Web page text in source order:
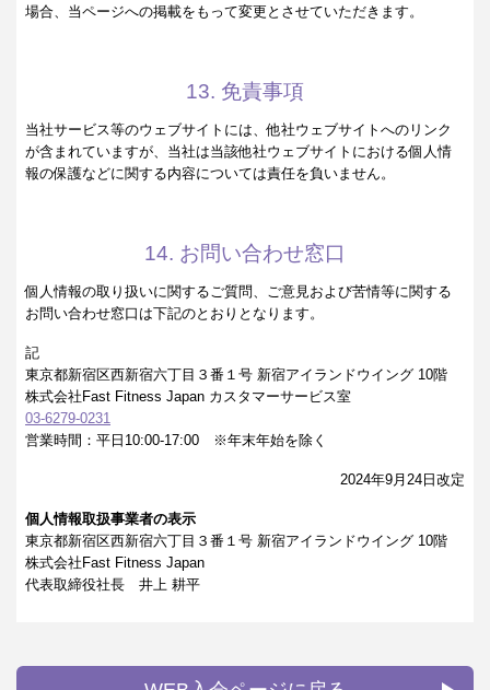
場合、当ページへの掲載をもって変更とさせていただきます。
13. 免責事項
当社サービス等のウェブサイトには、他社ウェブサイトへのリンク
が含まれていますが、当社は当該他社ウェブサイトにおける個人情
報の保護などに関する内容については責任を負いません。
14. お問い合わせ窓口
個人情報の取り扱いに関するご質問、ご意見および苦情等に関する
お問い合わせ窓口は下記のとおりとなります。
記
東京都新宿区西新宿六丁目３番１号 新宿アイランドウイング 10階
株式会社Fast Fitness Japan カスタマーサービス室
03-6279-0231
営業時間：平日10:00-17:00 ※年末年始を除く
2024年9月24日改定
個人情報取扱事業者の表示
東京都新宿区西新宿六丁目３番１号 新宿アイランドウイング 10階
株式会社Fast Fitness Japan
代表取締役社長 井上 耕平